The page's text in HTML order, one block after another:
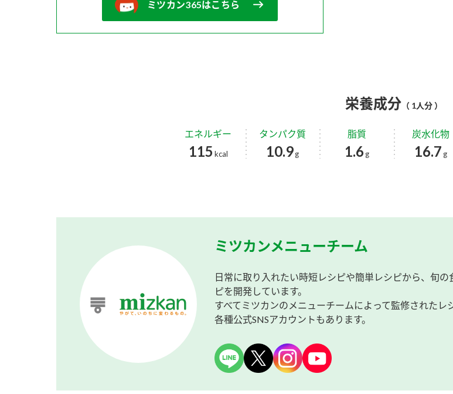
ミツカン365はこちら
栄養成分 （ 1人分 ）
エネルギー
115 kcal
タンパク質
10.9g
脂質
1.6 g
炭水化物
16.7 g
ミツカンメニューチーム
日常に取り入れたい時短レシピや簡単レシピから、旬
ピを開発しています。
すべてミツカンのメニューチームによって監修されたレ
各種公式SNSアカウントもあります。